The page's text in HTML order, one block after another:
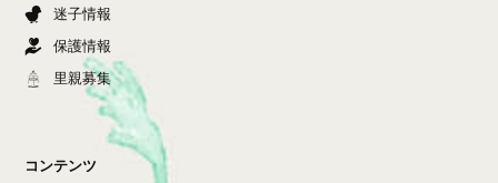
迷子情報
保護情報
里親募集
コンテンツ